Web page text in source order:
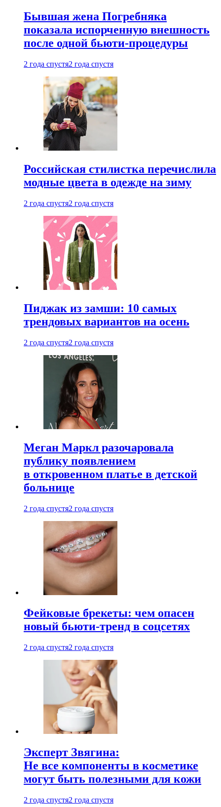
Бывшая жена Погребняка
показала испорченную внешность
после одной бьюти-процедуры
2 года спустя2 года спустя
Российская стилистка перечислила
модные цвета в одежде на зиму
2 года спустя2 года спустя
Пиджак из замши: 10 самых
трендовых вариантов на осень
2 года спустя2 года спустя
Меган Маркл разочаровала
публику появлением
в откровенном платье в детской
больнице
2 года спустя2 года спустя
Фейковые брекеты: чем опасен
новый бьюти-тренд в соцсетях
2 года спустя2 года спустя
Эксперт Звягина:
Не все компоненты в косметике
могут быть полезными для кожи
2 года спустя2 года спустя